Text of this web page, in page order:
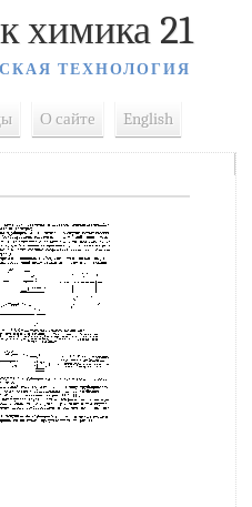
химика 21
ТЕХНОЛОГИЯ
О сайте English